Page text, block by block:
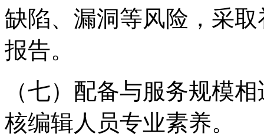
缺陷、漏洞等风险，采
报告。
（七）配备与服务规模
核编辑人员专业素养。